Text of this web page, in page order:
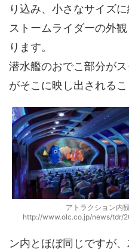
り込み、小さなサイズ
ストームライダーの外
ります。
潜水艦のおでこ部分が
がそこに映し出されるこ
アトラクション内
http://www.olc.co.jp/news/tdr/
ン内とほぼ同じですが